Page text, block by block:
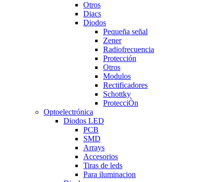
Otros
Diacs
Diodos
Pequeña señal
Zener
Radiofrecuencia
Protección
Otros
Modulos
Rectificadores
Schottky
ProtecciÒn
Optoelectrónica
Diodos LED
PCB
SMD
Arrays
Accesorios
Tiras de leds
Para iluminacion